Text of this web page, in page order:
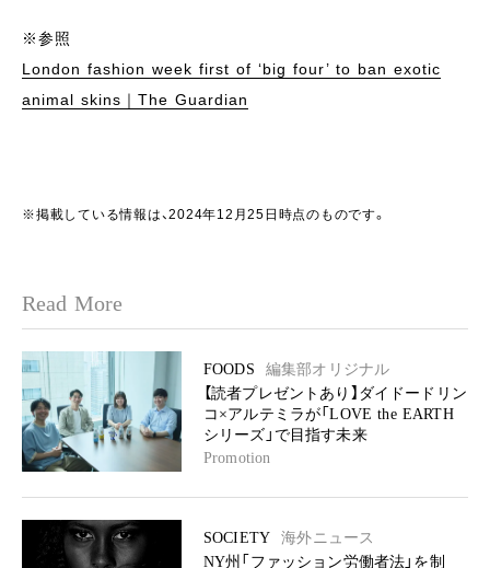
※参照
London fashion week first of ‘big four’ to ban exotic
animal skins｜The Guardian
※掲載している情報は、2024年12月25日時点のものです。
Read More
FOODS
編集部オリジナル
【読者プレゼントあり】ダイドードリン
コ×アルテミラが「LOVE the EARTH
シリーズ」で目指す未来
Promotion
SOCIETY
海外ニュース
NY州「ファッション労働者法」を制